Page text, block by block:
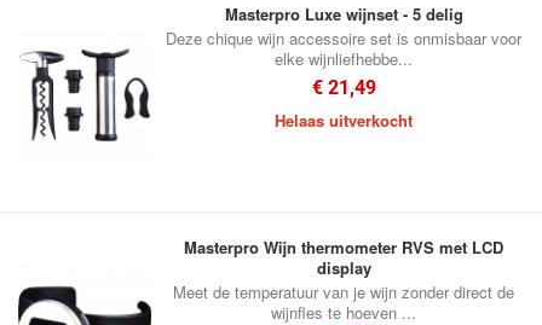
Masterpro Luxe wijnset - 5 delig
Deze chique wijn accessoire set is onmisbaar voor
elke wijnliefhebbe...
€ 21,49
Helaas uitverkocht
Masterpro Wijn thermometer RVS met LCD
display
Meet de temperatuur van je wijn zonder direct de
wijnfles te hoeven ...